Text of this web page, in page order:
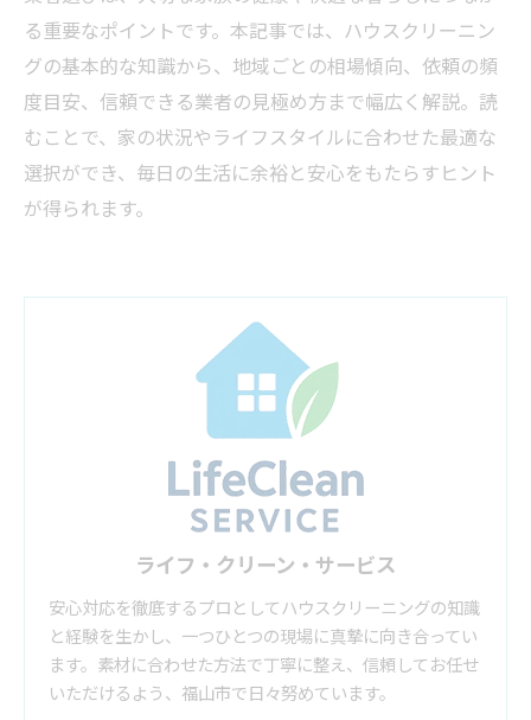
る重要なポイントです。本記事では、ハウスクリーニン
グの基本的な知識から、地域ごとの相場傾向、依頼の頻
度目安、信頼できる業者の見極め方まで幅広く解説。読
むことで、家の状況やライフスタイルに合わせた最適な
選択ができ、毎日の生活に余裕と安心をもたらすヒント
が得られます。
ライフ・クリーン・サービス
安心対応を徹底するプロとしてハウスクリーニングの知識
と経験を生かし、一つひとつの現場に真摯に向き合ってい
ます。素材に合わせた方法で丁寧に整え、信頼してお任せ
いただけるよう、福山市で日々努めています。